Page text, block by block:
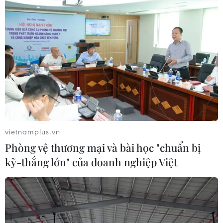
06/08/2026 07:34
Làn sóng tấn công mạng nhằm vào
các quỹ đầu cơ lớn của Mỹ
06/08/2026 06:47
Đồng USD trước bước ngoặt do đồng
yen mạnh lên và số liệu việc làm Mỹ
Lãi suất ngân hàng ngày 6/8: Kỳ hạn
3 tháng đang được mức lãi suất tối đa
06/08/2026 00:06
vietnamplus.vn
Phòng vệ thương mại và bài học "chuẩn bị
kỹ-thắng lớn" của doanh nghiệp Việt